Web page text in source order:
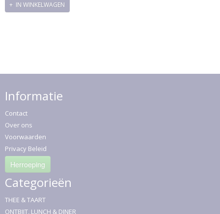
IN WINKELWAGEN
Informatie
Contact
Over ons
Voorwaarden
Privacy Beleid
Herroeping
Categorieën
THEE & TAART
ONTBIJT, LUNCH & DINER